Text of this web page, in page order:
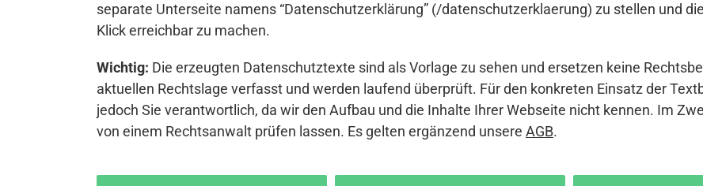
separate Unterseite namens “Datenschutzerklärung” (/datenschutzerklaerung) zu stellen und
Klick erreichbar zu machen.
Wichtig: Die erzeugten Datenschutztexte sind als Vorlage zu sehen und ersetzen keine
aktuellen Rechtslage verfasst und werden laufend überprüft. Für den konkreten Einsatz der
jedoch Sie verantwortlich, da wir den Aufbau und die Inhalte Ihrer Webseite nicht kennen. Im
von einem Rechtsanwalt prüfen lassen. Es gelten ergänzend unsere AGB.